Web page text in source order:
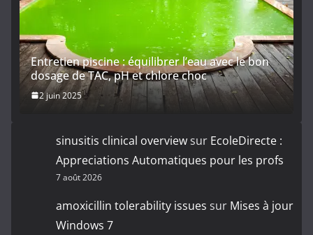
Entretien piscine : équilibrer l’eau avec le bon
dosage de TAC, pH et chlore choc
2 juin 2025
sinusitis clinical overviewsur EcoleDirecte :
Appreciations Automatiques pour les profs
7 août 2026
amoxicillin tolerability issues sur Mises à jour
Windows 7